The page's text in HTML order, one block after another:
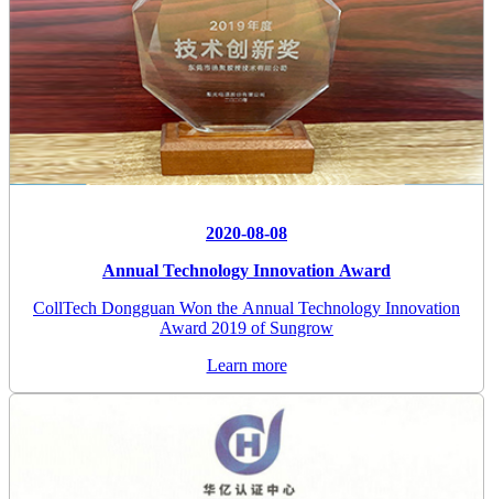
2020-08-08
Annual Technology Innovation Award
CollTech Dongguan Won the Annual Technology Innovation
Award 2019 of Sungrow
Learn more